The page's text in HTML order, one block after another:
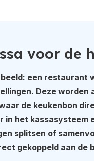
voor de
een restaurant
Deze
de keukenbon
in het kassasysteem
splitsen of
gekoppeld aan de